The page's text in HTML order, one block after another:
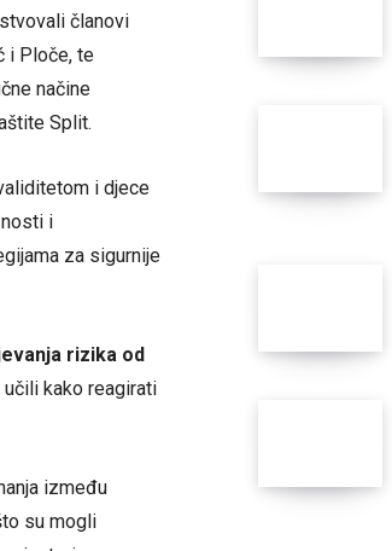
članovi
i Ploče, te
načine
Split.
i djece
i
za sigurnije
rizika od
kako reagirati
između
su mogli